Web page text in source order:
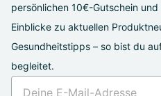
persönlichen 10€-Gutschein
Einblicke zu aktuellen
Gesundheitstipps – so bist du
begleitet.